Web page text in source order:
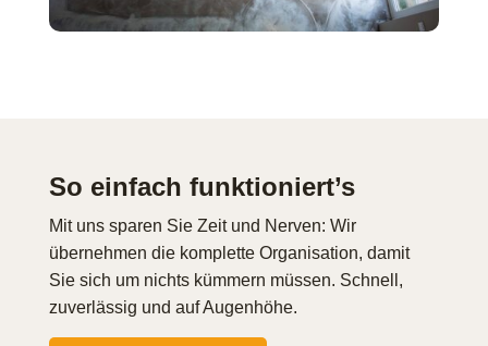
So einfach funktioniert’s
Mit uns sparen Sie Zeit und Nerven: Wir
übernehmen die komplette Organisation, damit
Sie sich um nichts kümmern müssen. Schnell,
zuverlässig und auf Augenhöhe.